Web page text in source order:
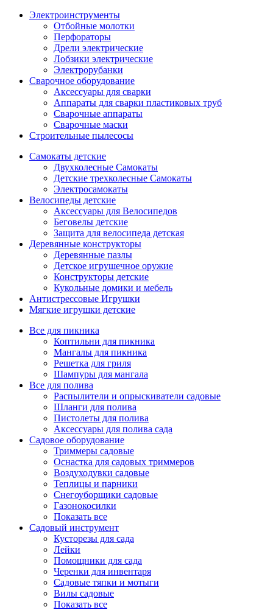
Электроинструменты
Отбойные молотки
Перфораторы
Дрели электрические
Лобзики электрические
Электрорубанки
Сварочное оборудование
Аксессуары для сварки
Аппараты для сварки пластиковых труб
Сварочные аппараты
Сварочные маски
Строительные пылесосы
Самокаты детские
Двухколесные Cамокаты
Детские трехколесные Самокаты
Электросамокаты
Велосипеды детские
Аксессуары для Велосипедов
Беговелы детские
Защита для велосипеда детская
Деревянные конструкторы
Деревянные пазлы
Детское игрушечное оружие
Конструкторы детские
Кукольные домики и мебель
Антистрессовые Игрушки
Мягкие игрушки детские
Все для пикника
Коптильни для пикника
Мангалы для пикника
Решетка для гриля
Шампуры для мангала
Все для полива
Распылители и опрыскиватели садовые
Шланги для полива
Пистолеты для полива
Аксессуары для полива сада
Садовое оборудование
Триммеры садовые
Оснастка для садовых триммеров
Воздуходувки садовые
Теплицы и парники
Снегоуборщики садовые
Газонокосилки
Показать все
Садовый инструмент
Кусторезы для сада
Лейки
Помощники для сада
Черенки для инвентаря
Садовые тяпки и мотыги
Вилы садовые
Показать все